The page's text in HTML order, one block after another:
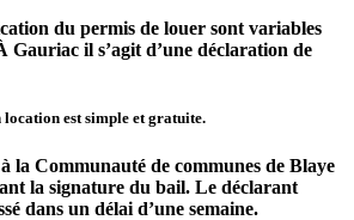
du permis de louer sont variables
Gauriac il s’agit d’une déclaration de
est simple et gratuite.
à la Communauté de communes de Blaye
la signature du bail. Le déclarant
dans un délai d’une semaine.